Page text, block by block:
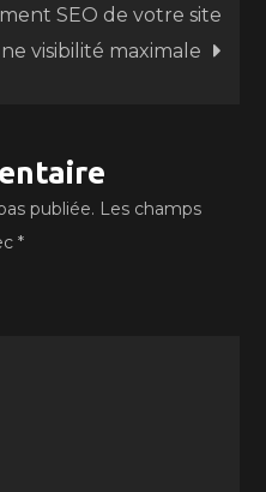
SEO de votre site
visibilité maximale
publiée. Les champs
*